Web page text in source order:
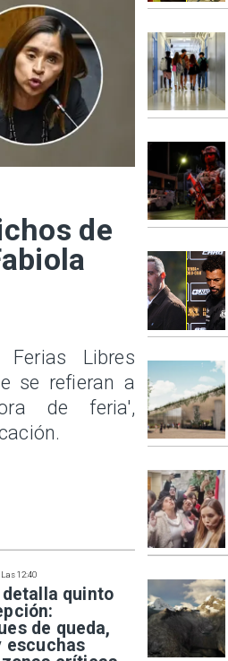
12:40
quinto
de queda,
escuchas
de
Libres
se refieran a
de feria',